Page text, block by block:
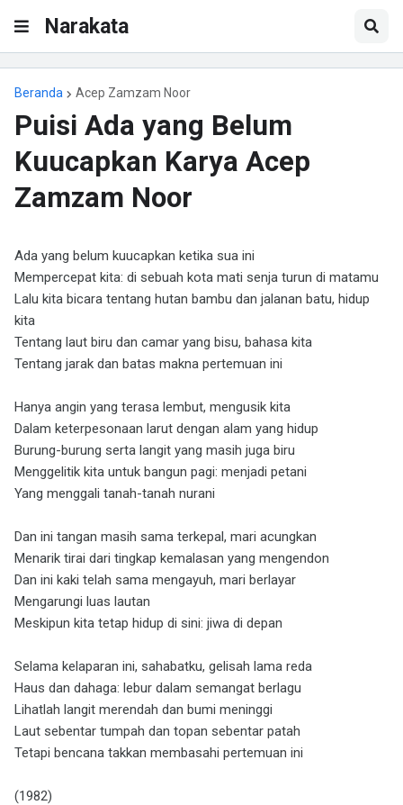
Narakata
Beranda Acep Zamzam Noor
Puisi Ada yang Belum
Kuucapkan Karya Acep
Zamzam Noor
Ada yang belum kuucapkan ketika sua ini
Mempercepat kita: di sebuah kota mati senja turun di matamu
Lalu kita bicara tentang hutan bambu dan jalanan batu, hidup
kita
Tentang laut biru dan camar yang bisu, bahasa kita
Tentang jarak dan batas makna pertemuan ini
Hanya angin yang terasa lembut, mengusik kita
Dalam keterpesonaan larut dengan alam yang hidup
Burung-burung serta langit yang masih juga biru
Menggelitik kita untuk bangun pagi: menjadi petani
Yang menggali tanah-tanah nurani
Dan ini tangan masih sama terkepal, mari acungkan
Menarik tirai dari tingkap kemalasan yang mengendon
Dan ini kaki telah sama mengayuh, mari berlayar
Mengarungi luas lautan
Meskipun kita tetap hidup di sini: jiwa di depan
Selama kelaparan ini, sahabatku, gelisah lama reda
Haus dan dahaga: lebur dalam semangat berlagu
Lihatlah langit merendah dan bumi meninggi
Laut sebentar tumpah dan topan sebentar patah
Tetapi bencana takkan membasahi pertemuan ini
(1982)